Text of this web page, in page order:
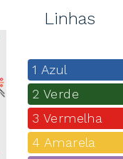
Linhas
1 Azul
2 Verde
3 Vermelha
4 Amarela